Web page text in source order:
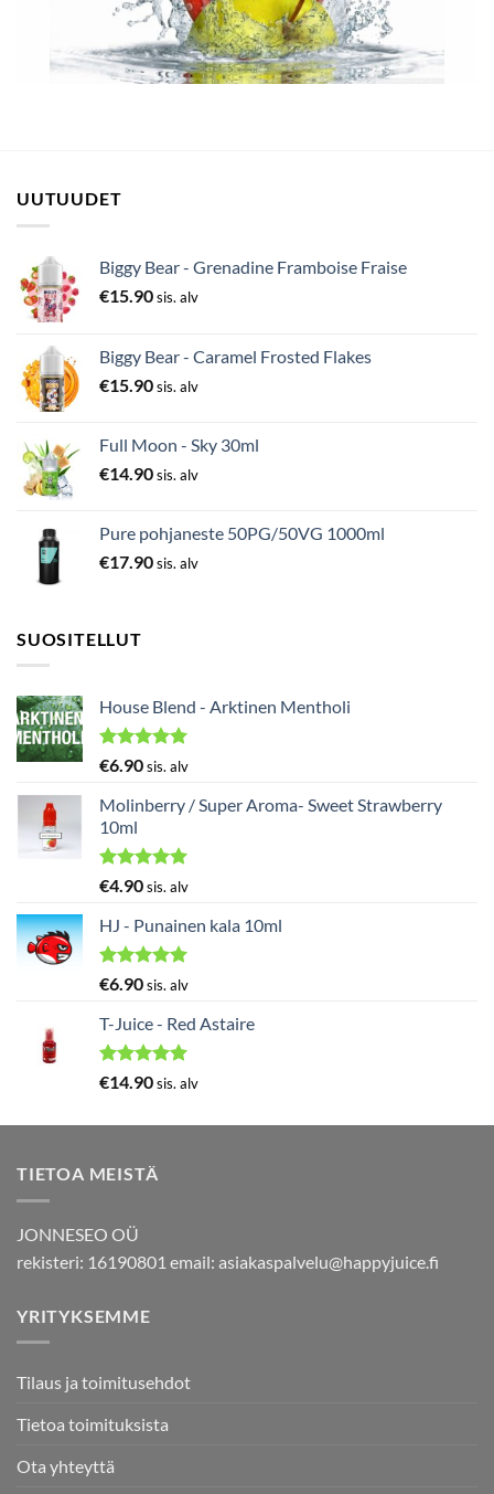
UUTUUDET
Biggy Bear - Grenadine Framboise Fraise
€15.90sis. alv
Biggy Bear - Caramel Frosted Flakes
€15.90sis. alv
Full Moon - Sky 30ml
€14.90sis. alv
Pure pohjaneste 50PG/50VG 1000ml
€17.90sis. alv
SUOSITELLUT
House Blend - Arktinen Mentholi
Arvostelu
5.00/ 5
€6.90sis. alv
Molinberry / Super Aroma- Sweet Strawberry
10ml
Arvostelu
5.00
/ 5
€4.90sis. alv
HJ - Punainen kala 10ml
Arvostelu
5.00
/ 5
€6.90sis. alv
T-Juice - Red Astaire
Arvostelu
€14.90sis. alv
TIETOA MEISTÄ
JONNESEO OÜ
rekisteri: 16190801 email: asiakaspalvelu@happyjuice.fi
YRITYKSEMME
Tilaus ja toimitusehdot
Tietoa toimituksista
Ota yhteyttä